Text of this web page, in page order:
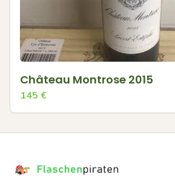
Château Montrose 2015
145 €